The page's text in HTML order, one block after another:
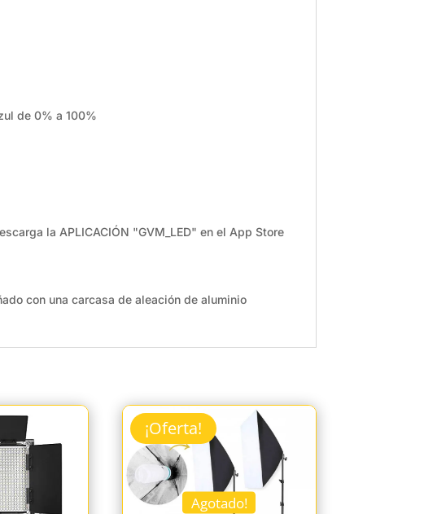
de 0% a 100%
la APLICACIÓN "GVM_LED" en el App Store
con una carcasa de aleación de aluminio
¡Oferta!
Agotado!